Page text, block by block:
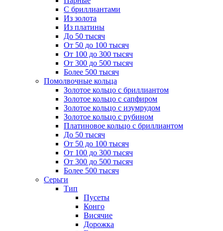
С бриллиантами
Из золота
Из платины
До 50 тысяч
От 50 до 100 тысяч
От 100 до 300 тысяч
От 300 до 500 тысяч
Более 500 тысяч
Помолвочные кольца
Золотое кольцо с бриллиантом
Золотое кольцо с сапфиром
Золотое кольцо с изумрудом
Золотое кольцо с рубином
Платиновое кольцо с бриллиантом
До 50 тысяч
От 50 до 100 тысяч
От 100 до 300 тысяч
От 300 до 500 тысяч
Более 500 тысяч
Серьги
Тип
Пусеты
Конго
Висячие
Дорожка